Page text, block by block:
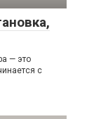
— это
с